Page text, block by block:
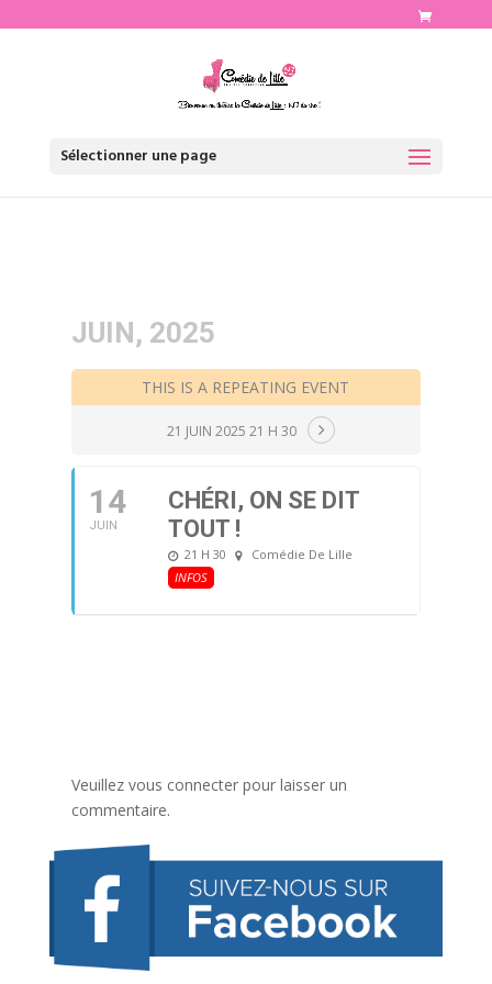
Sélectionner une page
JUIN, 2025
THIS IS A REPEATING EVENT
21 JUIN 2025 21 H 30
14
JUIN
CHÉRI, ON SE DIT
TOUT !
21 H 30
Comédie De Lille
INFOS
Veuillez vous connecter pour laisser un
commentaire.